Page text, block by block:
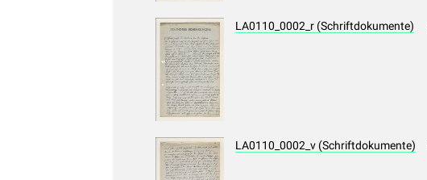
LA0110_0002_r (Schriftdokumente)
LA0110_0002_v (Schriftdokumente)